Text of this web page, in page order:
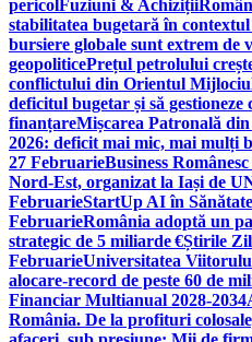
pericolFuziuni & Achiziții
stabilitatea bugetară în
bursiere globale sunt extrem de
geopoliticePrețul petrolului
conflictului din Orientul Mijlociu
deficitul bugetar și să gestioneze
finanțareMișcarea Patronală
2026: deficit mai mic, mai mulți
27 FebruarieBusiness
Nord-Est, organizat la Iași de
FebruarieStartUp AI în Sănătate
FebruarieRomânia adoptă un
strategic de 5 miliarde €Știrile
FebruarieUniversitatea
alocare-record de peste 60 de
Financiar Multianual 2028-2034
România. De la profituri